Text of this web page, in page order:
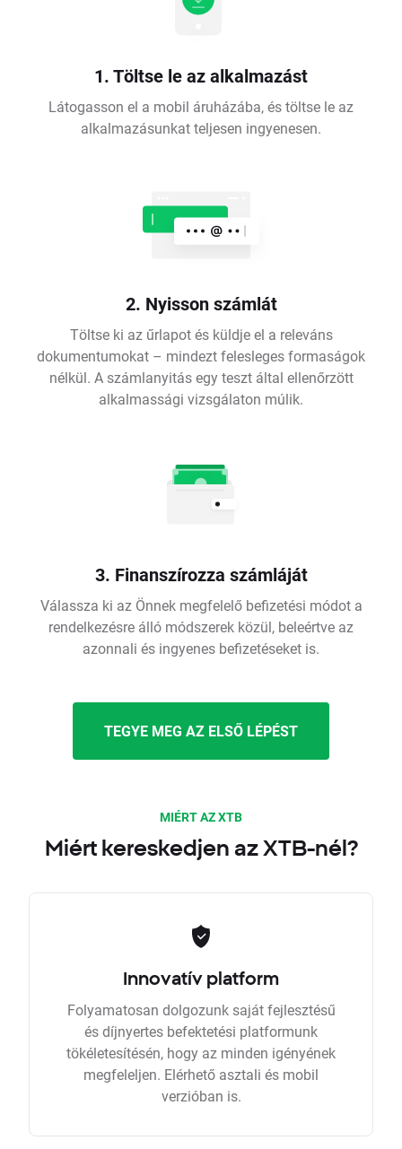
1. Töltse le az alkalmazást
Látogasson el a mobil áruházába, és töltse le az
alkalmazásunkat teljesen ingyenesen.
2. Nyisson számlát
Töltse ki az űrlapot és küldje el a releváns
dokumentumokat – mindezt felesleges formaságok
nélkül. A számlanyitás egy teszt által ellenőrzött
alkalmassági vizsgálaton múlik.
3. Finanszírozza számláját
Válassza ki az Önnek megfelelő befizetési módot a
rendelkezésre álló módszerek közül, beleértve az
azonnali és ingyenes befizetéseket is.
TEGYE MEG AZ ELSŐ LÉPÉST
MIÉRT AZ XTB
Miért kereskedjen az XTB-nél?
Innovatív platform
Folyamatosan dolgozunk saját fejlesztésű
és díjnyertes befektetési platformunk
tökéletesítésén, hogy az minden igényének
megfeleljen. Elérhető asztali és mobil
verzióban is.